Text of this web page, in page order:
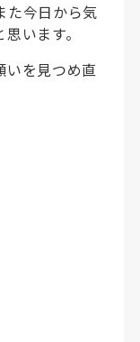
た今日から気
います。
いを見つめ直